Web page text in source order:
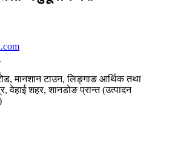
मानशान टाउन, लिङ्गाङ आर्थिक तथा
वेहाई शहर, शानडोङ प्रान्त (उत्पादन